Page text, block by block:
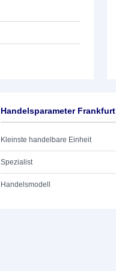
Handelsparameter Frankfurt
Kleinste handelbare Einheit
Spezialist
Handelsmodell